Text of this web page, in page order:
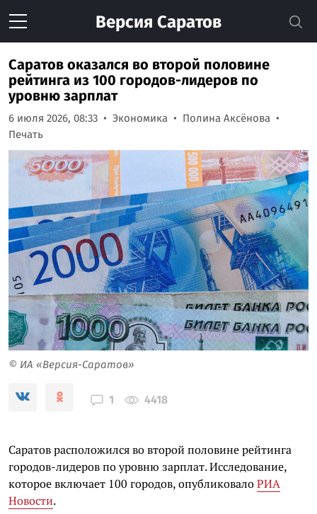
Версия Саратов
Саратов оказался во второй половине
рейтинга из 100 городов-лидеров по
уровню зарплат
6 июля 2026, 08:33 Экономика
Полина Аксёнова
Печать
© ИА «Версия-Саратов»
1 4418
Саратов расположился во второй половине рейтинга
городов-лидеров по уровню зарплат. Исследование,
которое включает 100 городов, опубликовалоРИА
Новости.